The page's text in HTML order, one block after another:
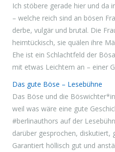
Ich stöbere gerade hier und da
– welche reich sind an bösen
derbe, vulgär und brutal. Die
heimtückisch, sie quälen ihre
Ehe ist ein Schlachtfeld der
mit etwas Leichtem an – einer
Das gute Böse – Lesebühne
Das Böse und die
weil was wäre eine gute
#berlinauthors auf der
darüber gesprochen, diskutiert,
Garantiert höllisch gut und